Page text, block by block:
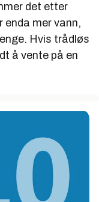
det etter
enda mer vann,
Hvis trådløs
å vente på en